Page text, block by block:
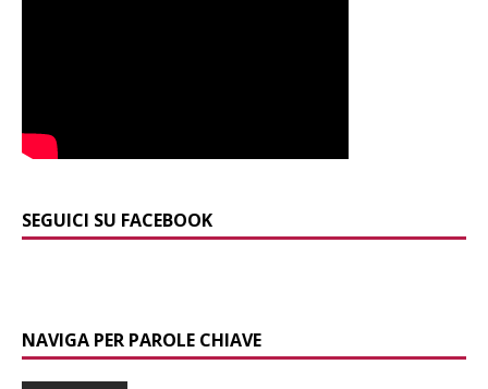
SEGUICI SU FACEBOOK
NAVIGA PER PAROLE CHIAVE